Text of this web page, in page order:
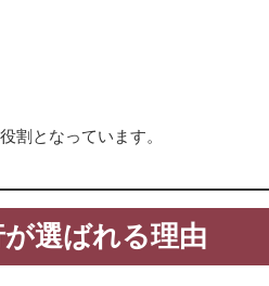
割となっています。
選ばれる理由